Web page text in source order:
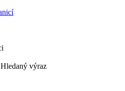
Hledaný výraz